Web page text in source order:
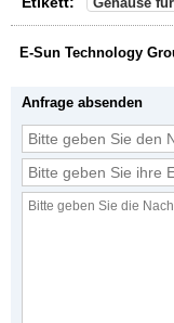
E-Sun Technology
Anfrage absenden